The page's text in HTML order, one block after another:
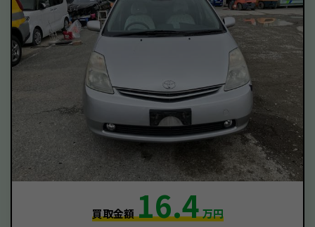
買取金額16.4万円